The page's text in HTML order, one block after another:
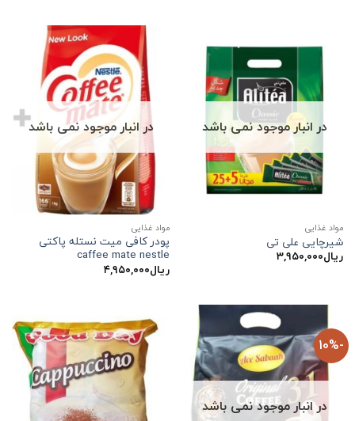
در انبار موجود نمی باشد
مواد غذایی
شیرچایی علی تی
ریال۳,۹۵۰,۰۰۰
در انبار موجود نمی باشد
مواد غذایی
پودر کافی میت نستله پاکتی
caffee mate nestle
ریال۴,۹۵۰,۰۰۰
-10%
در انبار موجود نمی باشد